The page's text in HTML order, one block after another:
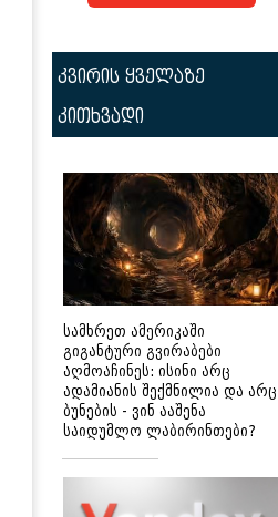
კვირის ყველაზე
კითხვადი
სამხრეთ ამერიკაში
გიგანტური გვირაბები
აღმოაჩინეს: ისინი არც
ადამიანის შექმნილია და არც
ბუნების - ვინ ააშენა
საიდუმლო ლაბირინთები?